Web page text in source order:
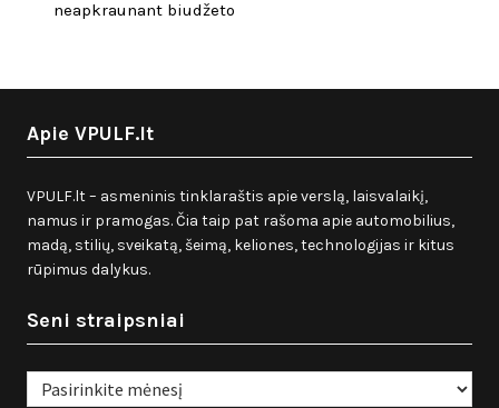
neapkraunant biudžeto
Apie VPULF.lt
VPULF.lt – asmeninis tinklaraštis apie verslą, laisvalaikį,
namus ir pramogas. Čia taip pat rašoma apie automobilius,
madą, stilių, sveikatą, šeimą, keliones, technologijas ir kitus
rūpimus dalykus.
Seni straipsniai
Seni